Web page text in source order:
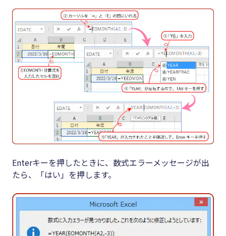
Enterキーを押したときに、数式エラーメッセージが出
たら、「はい」を押します。